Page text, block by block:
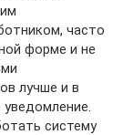
часто
форме и не
лучше и в
систему